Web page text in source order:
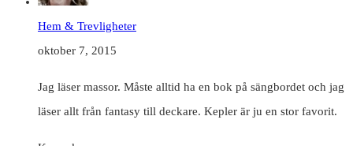
Hem & Trevligheter
oktober 7, 2015
Jag läser massor. Måste alltid ha en bok på sängbordet och jag
läser allt från fantasy till deckare. Kepler är ju en stor favorit.